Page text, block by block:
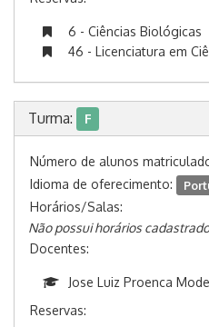
6 - Ciências Biológicas
46 - Licenciatura em
Turma: F
Número de alunos
Idioma de oferecimento:
Horários/Salas:
Não possui horários
Docentes:
Jose Luiz Proenca
Reservas: